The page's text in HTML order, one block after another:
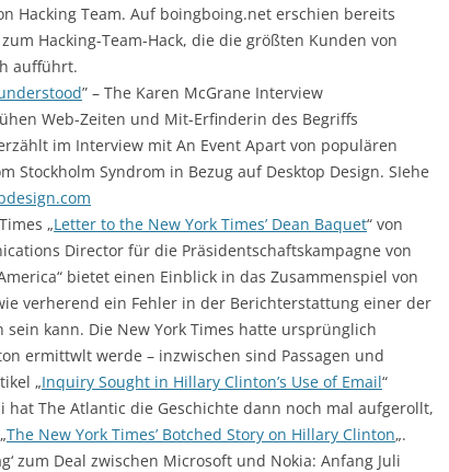
Hacking Team. Auf boingboing.net erschien bereits
Hacking-Team-Hack, die die größten Kunden von
aufführt.
” – The Karen McGrane Interview
Web-Zeiten und Mit-Erfinderin des Begriffs
im Interview mit An Event Apart von populären
Stockholm Syndrom in Bezug auf Desktop Design. SIehe
„Letter to the New York Times’ Dean Baquet“ von
Director für die Präsidentschaftskampagne von
bietet einen Einblick in das Zusammenspiel von
verherend ein Fehler in der Berichterstattung einer der
kann. Die New York Times hatte ursprünglich
ermittwlt werde – inzwischen sind Passagen und
„Inquiry Sought in Hillary Clinton’s Use of Email“
hat The Atlantic die Geschichte dann noch mal aufgerollt,
The New York Times’ Botched Story on Hillary Clinton„.
zum Deal zwischen Microsoft und Nokia: Anfang Juli